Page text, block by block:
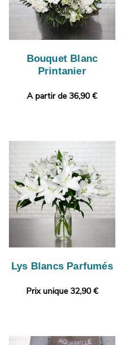
Bouquet Blanc
Printanier
A partir de 36,90 €
Lys Blancs Parfumés
Prix unique 32,90 €